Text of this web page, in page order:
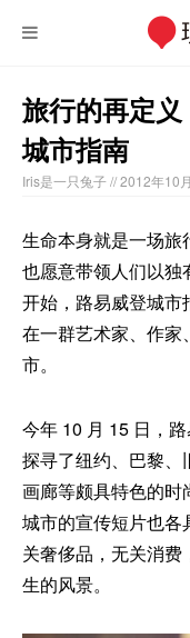
旅行的再定
城市指南
Iris是一只兔子// 2012年10
生命本身就是一场旅
也愿意带领人们以
开始，路易威登城市
在一群艺术家、作
市。
今年 10 月 15 日，
探寻了纽约、巴黎、
画廊等颇具特色的时
城市的宣传短片也
关奢侈品，无关消
生的风景。